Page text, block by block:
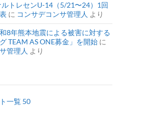
トレセンU-14（5/21〜24）1回
に コンサデコンサ管理人 より
8年熊本地震による被害に対する
TEAM AS ONE募金」を開始 に
管理人 より
一覧 50